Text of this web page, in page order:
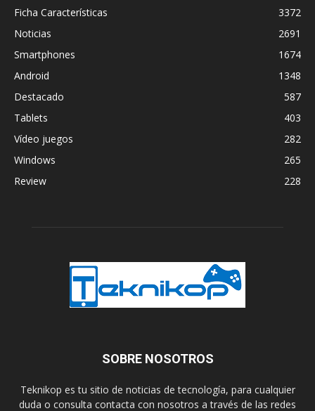
Ficha Características
3372
Noticias
2691
Smartphones
1674
Android
1348
Destacado
587
Tablets
403
Vídeo juegos
282
Windows
265
Review
228
SOBRE NOSOTROS
Teknikop es tu sitio de noticias de tecnología, para cualquier
duda o consulta contacta con nosotros a través de las redes